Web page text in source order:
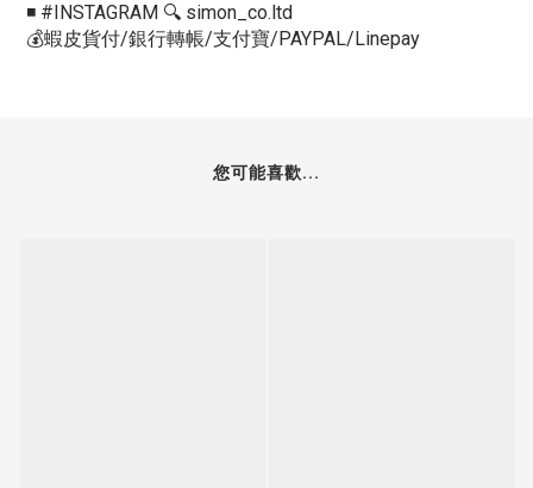
◾️ #INSTAGRAM 🔍 simon_co.ltd
💰蝦皮貨付/銀行轉帳/支付寶/PAYPAL/Linepay
您可能喜歡...